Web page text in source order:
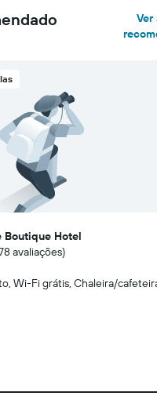
Ver
Boutique Hotel
avaliações)
Wi-Fi grátis, Chaleira/